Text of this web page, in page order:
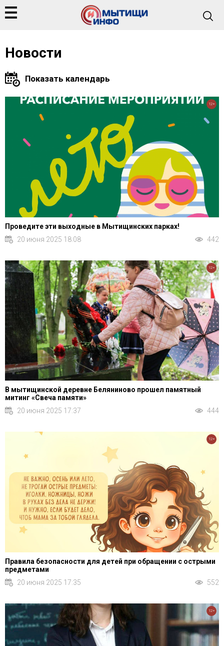
Новости
Проведите эти выходные в Мытищинских парках!
20 июня 2025 18:08
442
12+
В мытищинской деревне Беляниново прошел памятный
митинг «Свеча памяти»
20 июня 2025 17:37
444
12+
Правила безопасности для детей при обращении с острыми
предметами
20 июня 2025 17:35
552
12+
12+